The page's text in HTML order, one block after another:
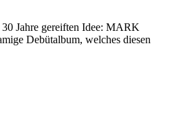
Jahre gereiften Idee: MARK
Debütalbum, welches diesen